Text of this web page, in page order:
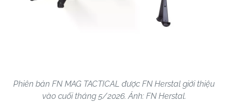
Phiên bản FN MAG TACTICAL được FN Herstal giới thiệu
vào cuối tháng 5/2026. Ảnh: FN Herstal.